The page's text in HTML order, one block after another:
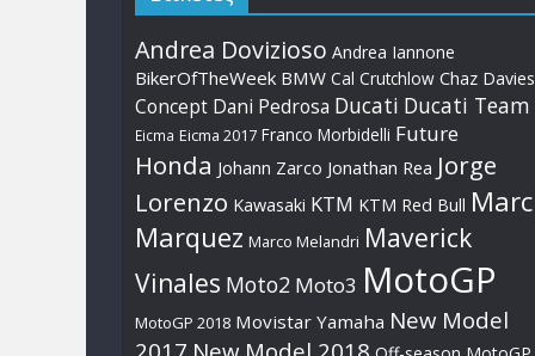
Andrea Dovizioso Andrea Iannone
BikerOfTheWeek BMW Cal Crutchlow Chaz Davies
Concept Dani Pedrosa Ducati Ducati Team
Eicma Eicma 2017 Franco Morbidelli Future
Honda Johann Zarco Jonathan Rea Jorge
Lorenzo Kawasaki KTM KTM Red Bull Marc
Marquez Marco Melandri Maverick
Vinales Moto2 Moto3 MotoGP
MotoGP 2018 Movistar Yamaha New Model